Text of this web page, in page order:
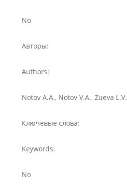
No
Авторы:
Authors:
Notov A.A., Notov V.A., Zueva L.V.
Ключевые слова:
Keywords:
No